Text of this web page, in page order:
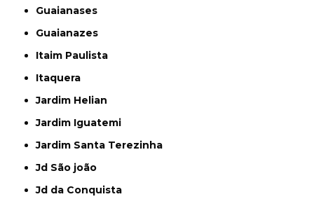
Guaianases
Guaianazes
Itaim Paulista
Itaquera
Jardim Helian
Jardim Iguatemi
Jardim Santa Terezinha
Jd São joão
Jd da Conquista